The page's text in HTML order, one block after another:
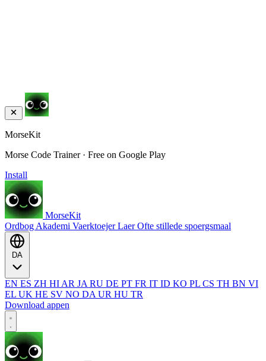
MorseKit
Morse Code Trainer · Free on Google Play
Install
MorseKit
Ordbog Akademi VaerktoejerLaerOfte stillede spoergsmaal
EN ES ZH HI AR JA RU DE PT FR IT ID KO PL CS TH BN VI
EL UK HE SV NO DA UR HU TR
Download appen